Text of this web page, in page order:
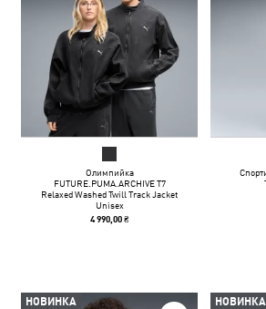
Олимпийка
FUTURE.PUMA.ARCHIVE T7
Relaxed Washed Twill Track Jacket
Unisex
4 990,00 ₴
НОВИНКА НОВИНКА